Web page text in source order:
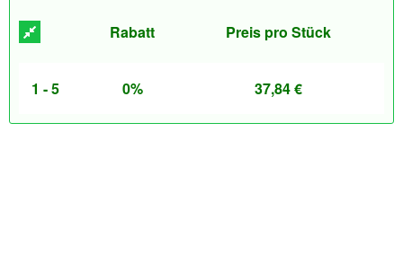
Rabatt Preis pro Stück
1 - 5 0% 37,84€